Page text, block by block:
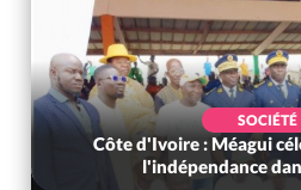
SOCIÉTÉ
Côte d'Ivoire : Méagui
l'indépendance